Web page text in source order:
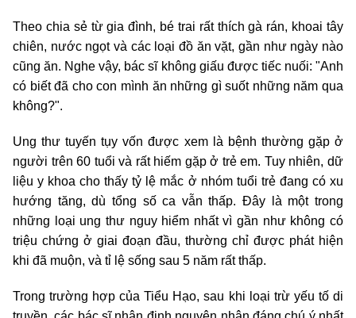
Theo chia sẻ từ gia đình, bé trai rất thích gà rán, khoai tây
chiên, nước ngọt và các loại đồ ăn vặt, gần như ngày nào
cũng ăn. Nghe vậy, bác sĩ không giấu được tiếc nuối: "Anh
có biết đã cho con mình ăn những gì suốt những năm qua
không?".
Ung thư tuyến tụy vốn được xem là bệnh thường gặp ở
người trên 60 tuổi và rất hiếm gặp ở trẻ em. Tuy nhiên, dữ
liệu y khoa cho thấy tỷ lệ mắc ở nhóm tuổi trẻ đang có xu
hướng tăng, dù tổng số ca vẫn thấp. Đây là một trong
những loại ung thư nguy hiểm nhất vì gần như không có
triệu chứng ở giai đoạn đầu, thường chỉ được phát hiện
khi đã muộn, và tỉ lệ sống sau 5 năm rất thấp.
Trong trường hợp của Tiểu Hạo, sau khi loại trừ yếu tố di